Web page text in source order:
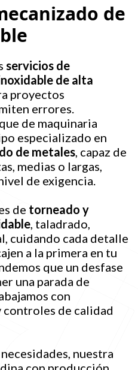
de
servicios de
de alta
proyectos
errores.
de maquinaria
especializado en
de metales, capaz de
medias o largas,
de exigencia.
de torneado y
, taladrado,
cuidando cada detalle
a la primera en tu
que un desfase
una parada de
con
controles de calidad
nuestra